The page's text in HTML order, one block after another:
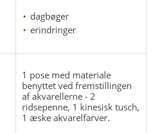
dagbøger
erindringer
1 pose med materiale
benyttet ved fremstillingen
af akvarellerne - 2
ridsepenne, 1 kinesisk tusch,
1 æske akvarelfarver.